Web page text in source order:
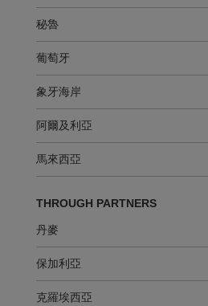
秘魯
葡萄牙
象牙海岸
阿爾及利亞
馬來西亞
THROUGH PARTNERS
丹麥
保加利亞
克羅埃西亞